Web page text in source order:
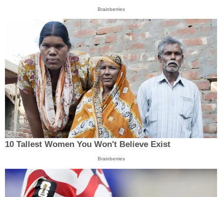
Brainberries
10 Tallest Women You Won't Believe Exist
Brainberries